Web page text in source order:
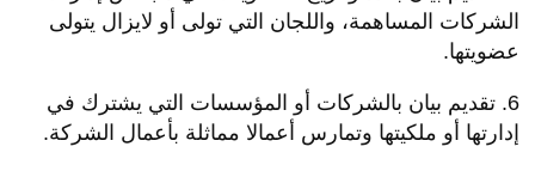
الشركات المساهمة، واللجان التي تولى أو لايزال يتولى
عضويتها.
6. تقديم بيان بالشركات أو المؤسسات التي يشترك في
إدارتها أو ملكيتها وتمارس أعمالا مماثلة بأعمال الشركة.